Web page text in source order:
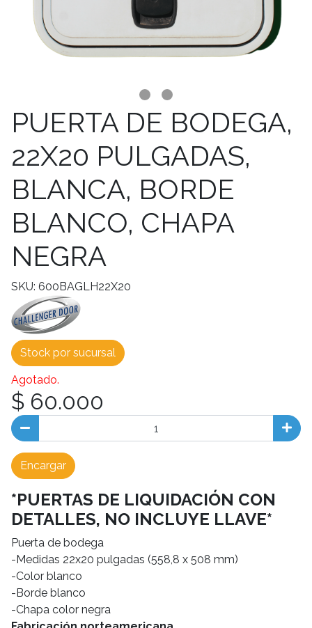
PUERTA DE BODEGA,
22X20 PULGADAS,
BLANCA, BORDE
BLANCO, CHAPA
NEGRA
SKU: 600BAGLH22X20
Stock por sucursal
Agotado.
$ 60.000
Encargar
*PUERTAS DE LIQUIDACIÓN CON
DETALLES, NO INCLUYE LLAVE*
Puerta de bodega
-Medidas 22x20 pulgadas (558,8 x 508 mm)
-Color blanco
-Borde blanco
-Chapa color negra